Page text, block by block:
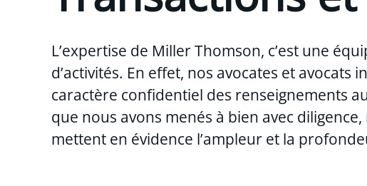
L’expertise de Miller Thomson, c’est une
d’activités. En effet, nos avocates et
caractère confidentiel des renseignements
que nous avons menés à bien avec
mettent en évidence l’ampleur et la